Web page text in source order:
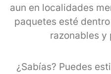
aun en localidades
paquetes esté
razonables y
¿Sabías? Puedes